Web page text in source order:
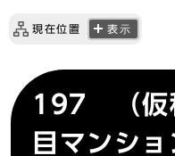
現在位置 表示
197 （仮
目マンシ